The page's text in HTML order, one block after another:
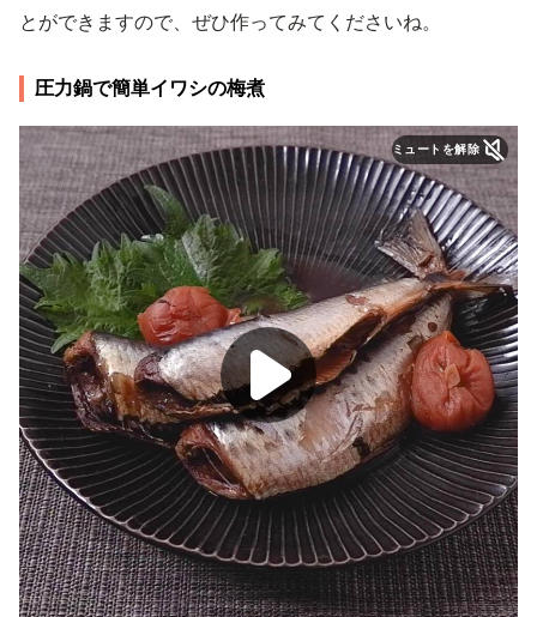
とができますので、ぜひ作ってみてくださいね。
圧力鍋で簡単イワシの梅煮
ミュートを解除